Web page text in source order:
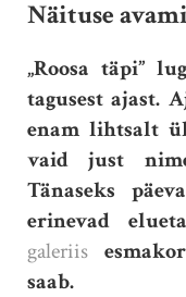
Näituse
„Roosa täpi”
tagusest ajast.
enam lihtsalt
vaid just
Tänaseks
erinevad
galeriis
saab.